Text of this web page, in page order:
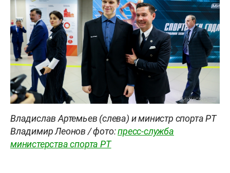
Владислав Артемьев (слева) и министр спорта РТ
Владимир Леонов / фото:пресс-служба
министерства спорта РТ